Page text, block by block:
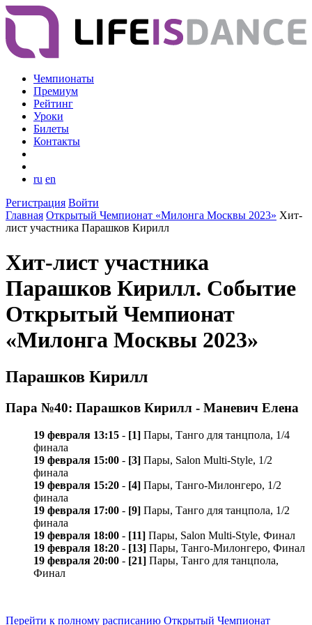
Чемпионаты
Премиум
Рейтинг
Уроки
Билеты
Контакты
ru en
Регистрация Войти
Главная Открытый Чемпионат «Милонга Москвы 2023» Хит-
лист участника Парашков Кирилл
Хит-лист участника
Парашков Кирилл. Событие
Открытый Чемпионат
«Милонга Москвы 2023»
Парашков Кирилл
Пара №40: Парашков Кирилл - Маневич Елена
19 февраля 13:15 - [1] Пары, Танго для танцпола, 1/4
финала
19 февраля 15:00 - [3] Пары, Salon Multi-Style, 1/2
финала
19 февраля 15:20 - [4] Пары, Танго-Милонгеро, 1/2
финала
19 февраля 17:00 - [9] Пары, Танго для танцпола, 1/2
финала
19 февраля 18:00 - [11] Пары, Salon Multi-Style, Финал
19 февраля 18:20 - [13] Пары, Танго-Милонгеро, Финал
19 февраля 20:00 - [21] Пары, Танго для танцпола,
Финал
Перейти к полному расписанию Открытый Чемпионат